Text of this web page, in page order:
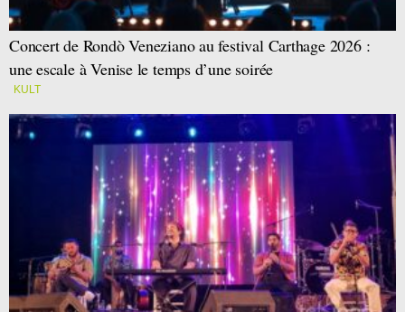
Concert de Rondò Veneziano au festival Carthage 2026 :
une escale à Venise le temps d’une soirée
KULT